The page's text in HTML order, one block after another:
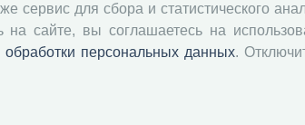
Социальное
Юный экономист
сервис для сбора и статистического
на сайте, вы соглашаетесь на
обработки персональных данных.